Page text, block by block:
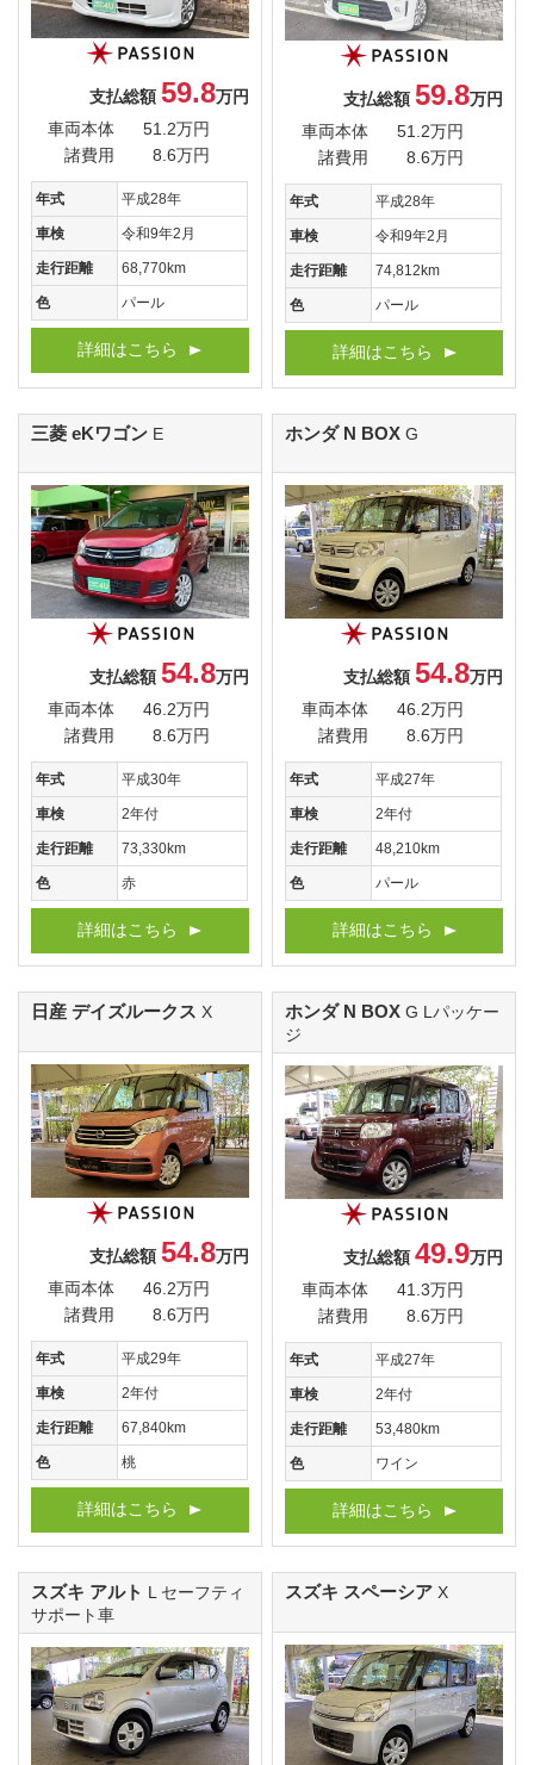
支払総額 59.8万円
車両本体
51.2万円
諸費用
8.6万円
年式 平成28年
車検 令和9年2月
走行距離 68,770km
色 パール
詳細はこちら
支払総額 59.8万円
車両本体
51.2万円
諸費用
8.6万円
年式 平成28年
車検 令和9年2月
走行距離 74,812km
色 パール
詳細はこちら
三菱 eKワゴン E
支払総額 54.8万円
車両本体
46.2万円
諸費用
8.6万円
年式 平成30年
車検 2年付
走行距離 73,330km
色 赤
詳細はこちら
ホンダ N BOXG
支払総額 54.8万円
車両本体
46.2万円
諸費用
8.6万円
年式 平成27年
車検 2年付
走行距離 48,210km
色 パール
詳細はこちら
日産 デイズルークス X
支払総額 54.8万円
車両本体
46.2万円
諸費用
8.6万円
年式 平成29年
車検 2年付
走行距離 67,840km
色 桃
詳細はこちら
ホンダ N BOXG Lパッケー
ジ
支払総額 49.9万円
車両本体
41.3万円
諸費用
8.6万円
年式 平成27年
車検 2年付
走行距離 53,480km
色 ワイン
詳細はこちら
スズキ アルト L セーフティ
サポート車
スズキ スペーシア X